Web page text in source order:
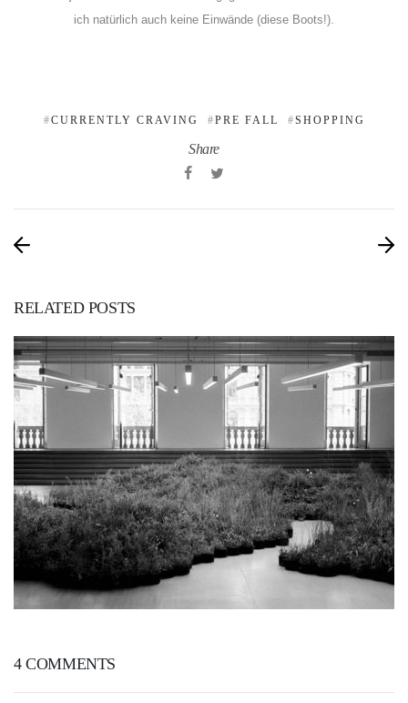
ich natürlich auch keine Einwände (diese Boots!).
CURRENTLY CRAVING PRE FALL SHOPPING
Share
RELATED POSTS
3. JUN 2019
4 COMMENTS